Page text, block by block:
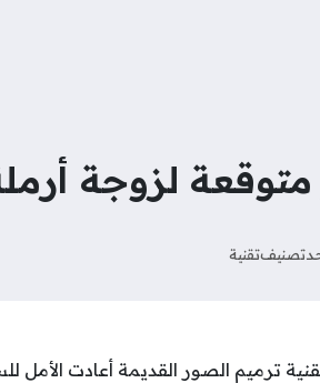
لزوجة أرملة
تصنيفتقنية
ترميم الصور القديمة أعادت الأمل